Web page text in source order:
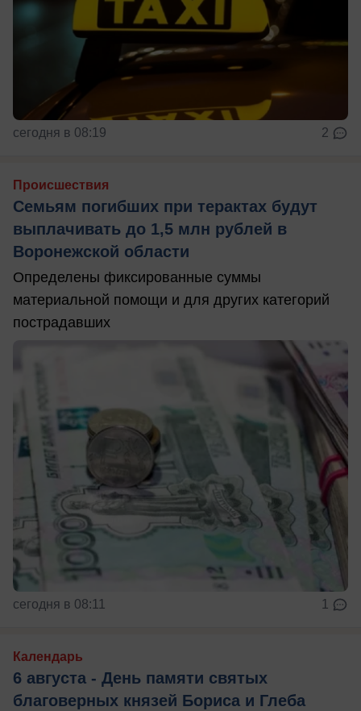
сегодня в 08:19 2
Происшествия
Семьям погибших при терактах будут
выплачивать до 1,5 млн рублей в
Воронежской области
Определены фиксированные суммы
материальной помощи и для других категорий
пострадавших
сегодня в 08:11 1
Календарь
6 августа - День памяти святых
благоверных князей Бориса и Глеба